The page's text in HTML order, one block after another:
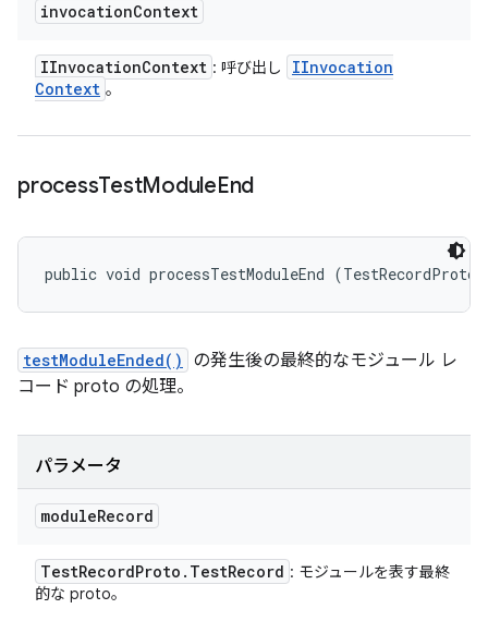
invocationContext
IInvocationContext : 呼び出し
IInvocation
Context 。
processTestModuleEnd
public void processTestModuleEnd
testModuleEnded()
の発生後の最終的なモジュール レ
コード proto の処理。
パラメータ
moduleRecord
TestRecordProto . TestRecord : モジュールを表す最終
的な proto。